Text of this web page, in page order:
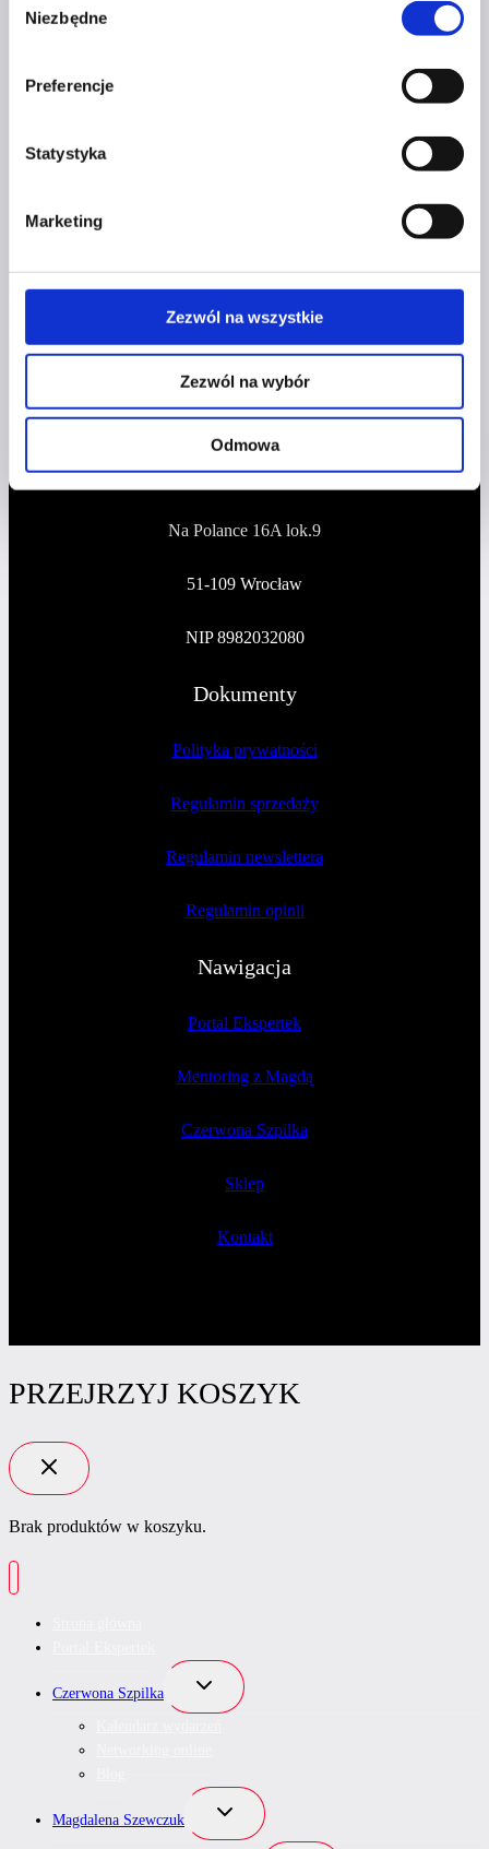
zgody
Niezbędne
Preferencje
Statystyka
Marketing
Zezwól na wszystkie
Zezwól na wybór
Odmowa
+48 577 333 077
NUMER KONTA DO WPŁAT:
Adres
CZERWONA SZPILKA
Na Polance 16A lok.9
51-109 Wrocław
NIP 8982032080
Dokumenty
Polityka prywatności
Regulamin sprzedaży
Regulamin newslettera
Regulamin opinii
Nawigacja
Portal Ekspertek
Mentoring z Magdą
Czerwona Szpilka
Sklep
Kontakt
PRZEJRZYJ KOSZYK
Brak produktów w koszyku.
Czerwona Szpilka
Przełącz
menu
podrzędne
Magdalena Szewczuk
Przełącz
menu
podrzędne